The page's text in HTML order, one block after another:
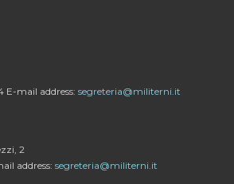
E-mail address: segreteria@militerni.it
2
address: segreteria@militerni.it